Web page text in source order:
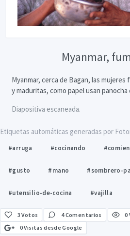
Myanmar,
Myanmar, cerca de Bagan, las mujeres
y maduritas, como papel usan panocha
Diapositiva escaneada.
Etiquetas automáticas generadas por
#arruga #cocinando
#gusto #mano #sombrero-
#utensilio-de-cocina #vajilla
3 Votos 4 Comentarios
0
0 Visitas desde Google